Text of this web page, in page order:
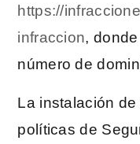
https://
infraccion,
número de
La instalación
políticas de